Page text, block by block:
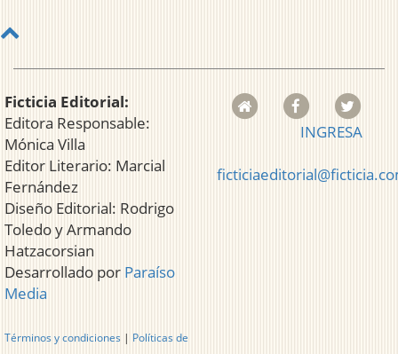
Ficticia Editorial:
Editora Responsable:
Mónica Villa
Editor Literario: Marcial
Fernández
Diseño Editorial: Rodrigo
Toledo y Armando
Hatzacorsian
Desarrollado por Paraíso
Media
Términos y condiciones | Políticas de
INGRESA